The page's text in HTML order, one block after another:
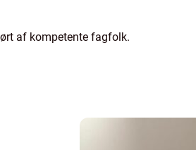
af kompetente fagfolk.